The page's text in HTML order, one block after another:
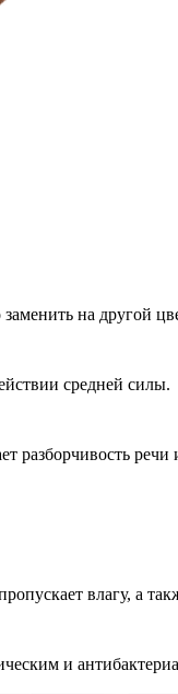
на другой
средней силы.
разборчивость речи
влагу, а
и